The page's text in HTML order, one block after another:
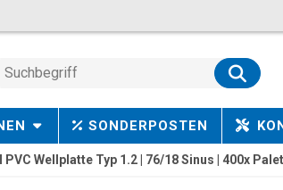
SONDERPOSTEN
PVC Wellplatte Typ 1.2 | 76/18 Sinus | 400x